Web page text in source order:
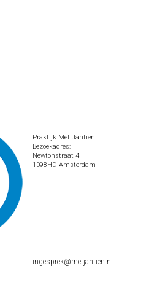
Praktijk Met Jantien
Bezoekadres:
Newtonstraat 4
1098HD Amsterdam
ingesprek@metjantien.nl